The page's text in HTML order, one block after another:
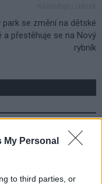
My Personal
to third parties, or
park se změní na dětské
a přestěhuje se na Nový
rybník
přibylo.
není trezor